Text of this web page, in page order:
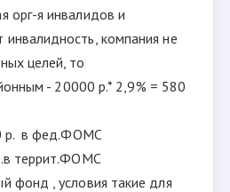
орг-я инвалидов и
компания не
целей, то
- 20000 р.* 2,9% = 580
р. в фед.ФОМС
террит.ФОМС
фонд , условия такие для